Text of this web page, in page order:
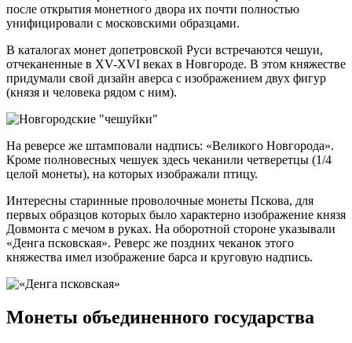
после открытия монетного двора их почти полностью
унифицировали с московскими образцами.
В каталогах монет допетровской Руси встречаются чешуи,
отчеканенные в XV-XVI веках в Новгороде. В этом княжестве
придумали свой дизайн аверса с изображением двух фигур
(князя и человека рядом с ним).
На реверсе же штамповали надпись: «Великого Новгорода».
Кроме полновесных чешуек здесь чеканили четверетцы (1/4
целой монеты), на которых изображали птицу.
Интересны старинные проволочные монеты Пскова, для
первых образцов которых было характерно изображение князя
Довмонта с мечом в руках. На оборотной стороне указывали
«Денга псковская». Реверс же поздних чеканок этого
княжества имел изображение барса и круговую надпись.
Монеты объединенного государства